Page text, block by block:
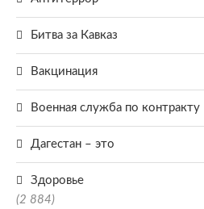
Битва за Кавказ
Вакцинация
Военная служба по контракту
Дагестан – это
Здоровье
(2 884)